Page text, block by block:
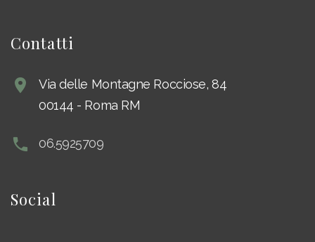
Contatti
Via delle Montagne Rocciose, 84
00144 - Roma RM
06.5925709
Social